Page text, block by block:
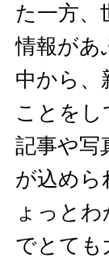
た一方、
情報があ
中から、
ことを
記事や写
が込めら
ょっと
でとても